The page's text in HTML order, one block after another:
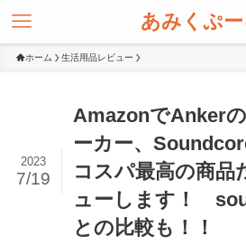
あみくぷー
ホーム 生活用品レビュー
AmazonでAnker
ーカー、
コスパ最高の商品
ューします！
との比較も！！
2023
7/19